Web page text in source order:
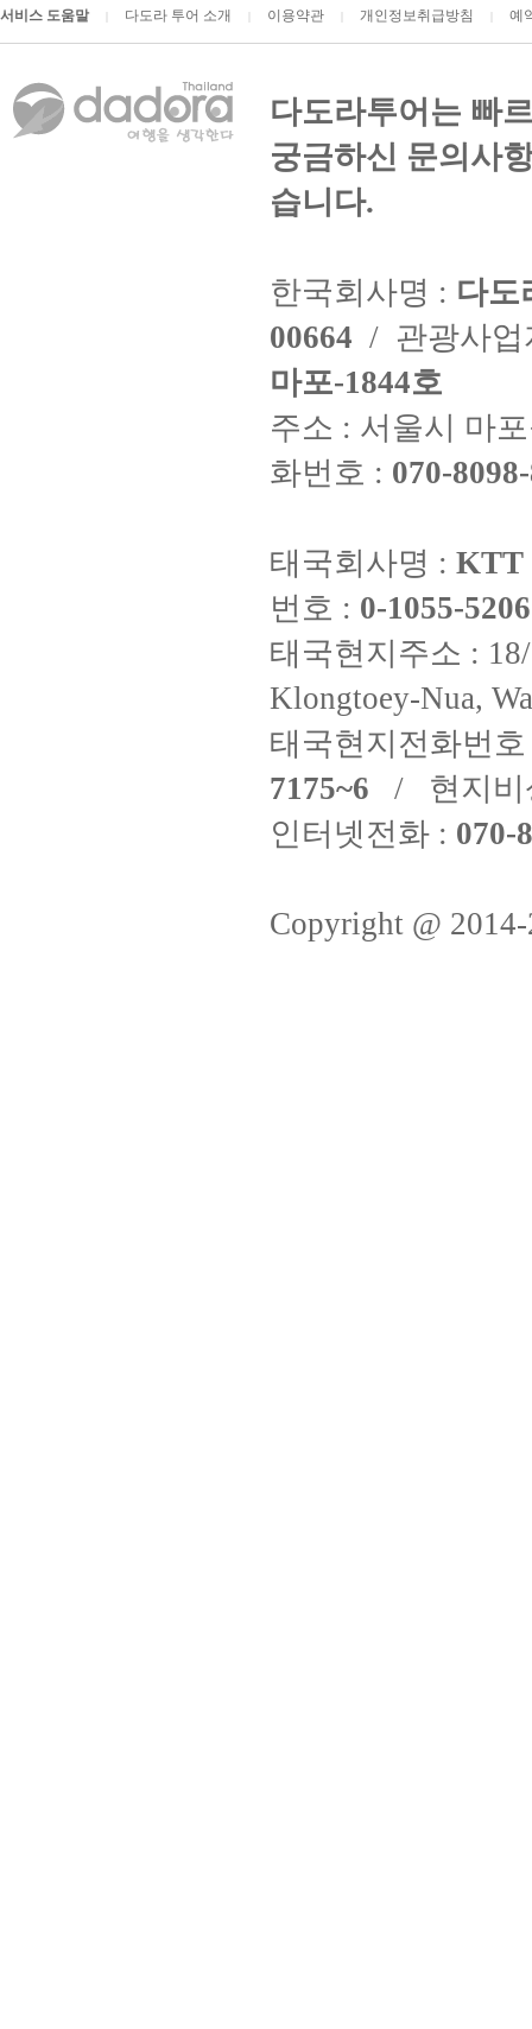
서비스 도움말 다도라 투어 소개 이용약관 개인정보취급방침 예
다도라투어는 빠
궁금하신 문의사
습니다.
한국회사명 : 다도
00664 / 관광사
마포-1844호
주소 : 서울시 마
화번호 : 070-
태국회사명 : KTT
번호 : 0-1055-
태국현지주소 :
Klongtoey-Nua,
태국현지전화번
7175~6 / 현지비
인터넷전화 : 070-
Copyright @